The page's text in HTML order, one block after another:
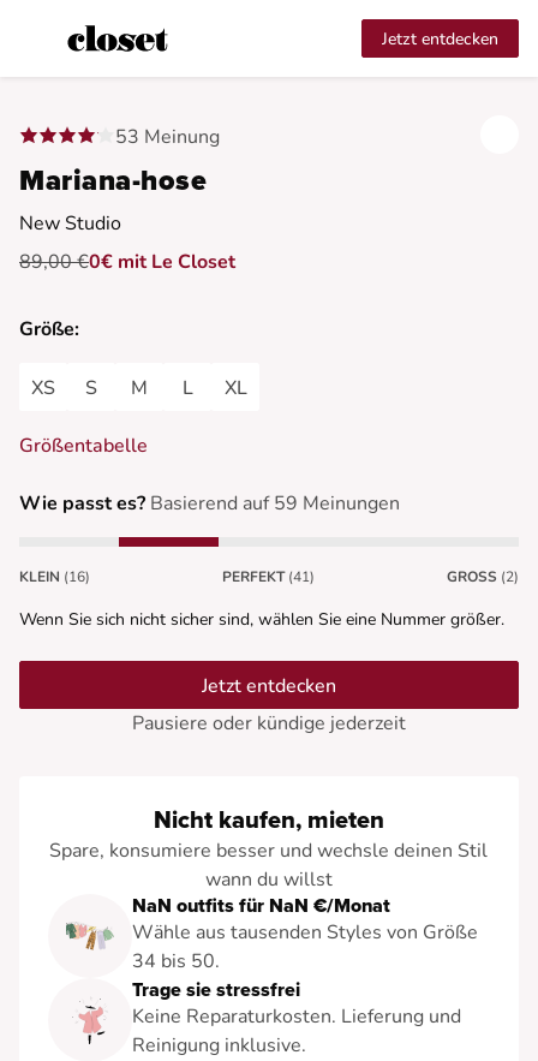
Jetzt entdecken
53 Meinung
Mariana-hose
New Studio
89,00 €0€ mit Le Closet
Größe:
XS S M L XL
Größentabelle
Wie passt es? Basierend auf 59 Meinungen
KLEIN (16) PERFEKT (41) GROSS (2)
Wenn Sie sich nicht sicher sind, wählen Sie eine Nummer größer.
Jetzt entdecken
Pausiere oder kündige jederzeit
Nicht kaufen, mieten
Spare, konsumiere besser und wechsle deinen Stil
wann du willst
NaN outfits für NaN €/Monat
Wähle aus tausenden Styles von Größe
34 bis 50.
Trage sie stressfrei
Keine Reparaturkosten. Lieferung und
Reinigung inklusive.